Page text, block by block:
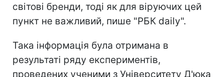
світові бренди, тоді як для віруючих цей
пункт не важливий, пише "РБК daily".
Така інформація була отримана в
результаті ряду експериментів,
проведених ученими з Університету Д'юка